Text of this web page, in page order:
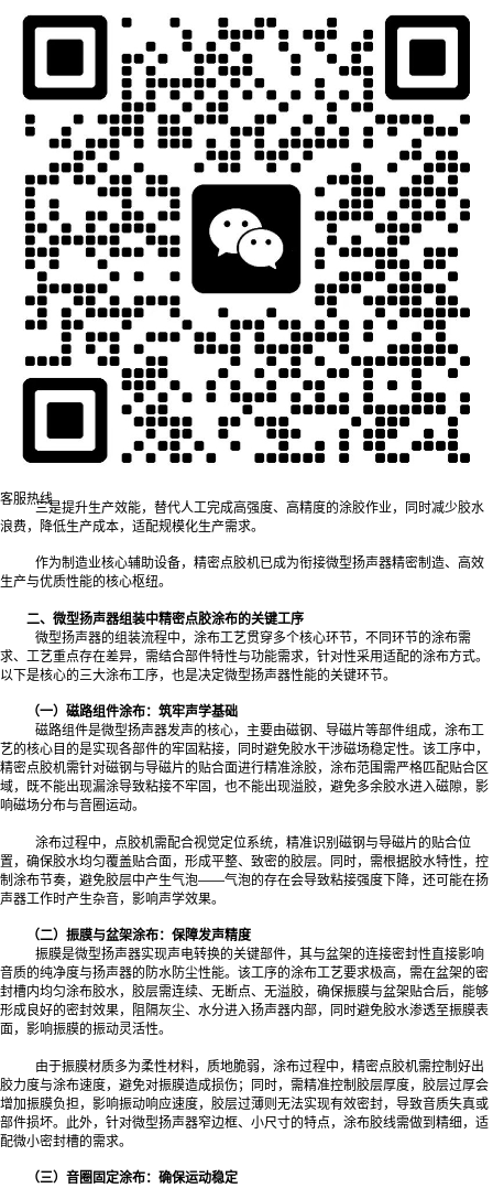
一、精密点胶机在微型扬声器组装中的核心价值
微型扬声器结构紧凑，内部包含振膜、音圈、磁钢、盆架等多个精密部件，各
部件的连接、密封与固定均需依赖涂胶工艺，且涂胶质量直接关联产品核心性能。传
统人工涂胶易出现胶量不均、漏胶溢胶、定位偏差等问题，不仅会导致振膜振动失
衡、音质失真，还可能因部件粘接不牢引发使用中松动、脱落，同时存在材料浪费严
重、生产效率低下、产品一致性差等痛点。
精密点胶机的应用，从根本上解决了传统涂胶工艺的弊端，其核心价值体现在
三个方面：
一是实现精准涂覆，可精准控制胶水的涂布位置、形态与覆盖范围，适配微型
扬声器微小间隙、复杂结构的涂胶需求；
二是保障工艺一致性，通过程序化控制，确保每一件产品的涂胶质量统一，大
三是提升生产效能，替代人工完成高强度、高精度的涂胶作业，同时减少胶水
浪费，降低生产成本，适配规模化生产需求。
作为制造业核心辅助设备，精密点胶机已成为衔接微型扬声器精密制造、高效
生产与优质性能的核心枢纽。
二、微型扬声器组装中精密点胶涂布的关键工序
微型扬声器的组装流程中，涂布工艺贯穿多个核心环节，不同环节的涂布需
求、工艺重点存在差异，需结合部件特性与功能需求，针对性采用适配的涂布方式。
以下是核心的三大涂布工序，也是决定微型扬声器性能的关键环节。
（一）磁路组件涂布：筑牢声学基础
磁路组件是微型扬声器发声的核心，主要由磁钢、导磁片等部件组成，涂布工
艺的核心目的是实现各部件的牢固粘接，同时避免胶水干涉磁场稳定性。该工序中，
精密点胶机需针对磁钢与导磁片的贴合面进行精准涂胶，涂布范围需严格匹配贴合区
域，既不能出现漏涂导致粘接不牢固，也不能出现溢胶，避免多余胶水进入磁隙，影
响磁场分布与音圈运动。
涂布过程中，点胶机需配合视觉定位系统，精准识别磁钢与导磁片的贴合位
置，确保胶水均匀覆盖贴合面，形成平整、致密的胶层。同时，需根据胶水特性，控
制涂布节奏，避免胶层中产生气泡——气泡的存在会导致粘接强度下降，还可能在扬
声器工作时产生杂音，影响声学效果。
（二）振膜与盆架涂布：保障发声精度
振膜是微型扬声器实现声电转换的关键部件，其与盆架的连接密封性直接影响
音质的纯净度与扬声器的防水防尘性能。该工序的涂布工艺要求极高，需在盆架的密
封槽内均匀涂布胶水，胶层需连续、无断点、无溢胶，确保振膜与盆架贴合后，能够
形成良好的密封效果，阻隔灰尘、水分进入扬声器内部，同时避免胶水渗透至振膜表
面，影响振膜的振动灵活性。
由于振膜材质多为柔性材料，质地脆弱，涂布过程中，精密点胶机需控制好出
胶力度与涂布速度，避免对振膜造成损伤；同时，需精准控制胶层厚度，胶层过厚会
增加振膜负担，影响振动响应速度，胶层过薄则无法实现有效密封，导致音质失真或
部件损坏。此外，针对微型扬声器窄边框、小尺寸的特点，涂布胶线需做到精细，适
配微小密封槽的需求。
（三）音圈固定涂布：确保运动稳定
客服热线